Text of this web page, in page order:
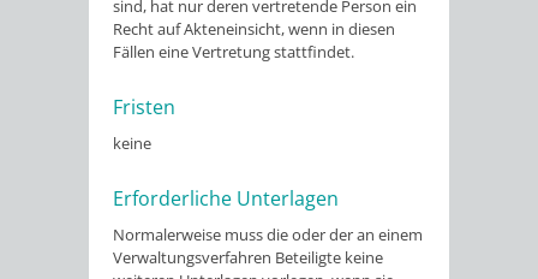
sind, hat nur deren vertretende Person ein
Recht auf Akteneinsicht, wenn in diesen
Fällen eine Vertretung stattfindet.
Fristen
keine
Erforderliche Unterlagen
Normalerweise muss die oder der an einem
Verwaltungsverfahren Beteiligte keine